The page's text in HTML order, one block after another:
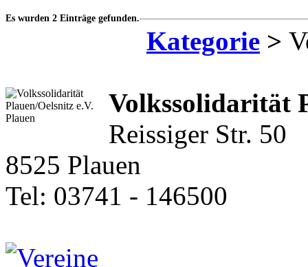
Es wurden 2 Einträge gefunden.
Kategorie >
Volkssolidarität
Reissiger Str. 50
8525 Plauen
Tel: 03741 - 146500